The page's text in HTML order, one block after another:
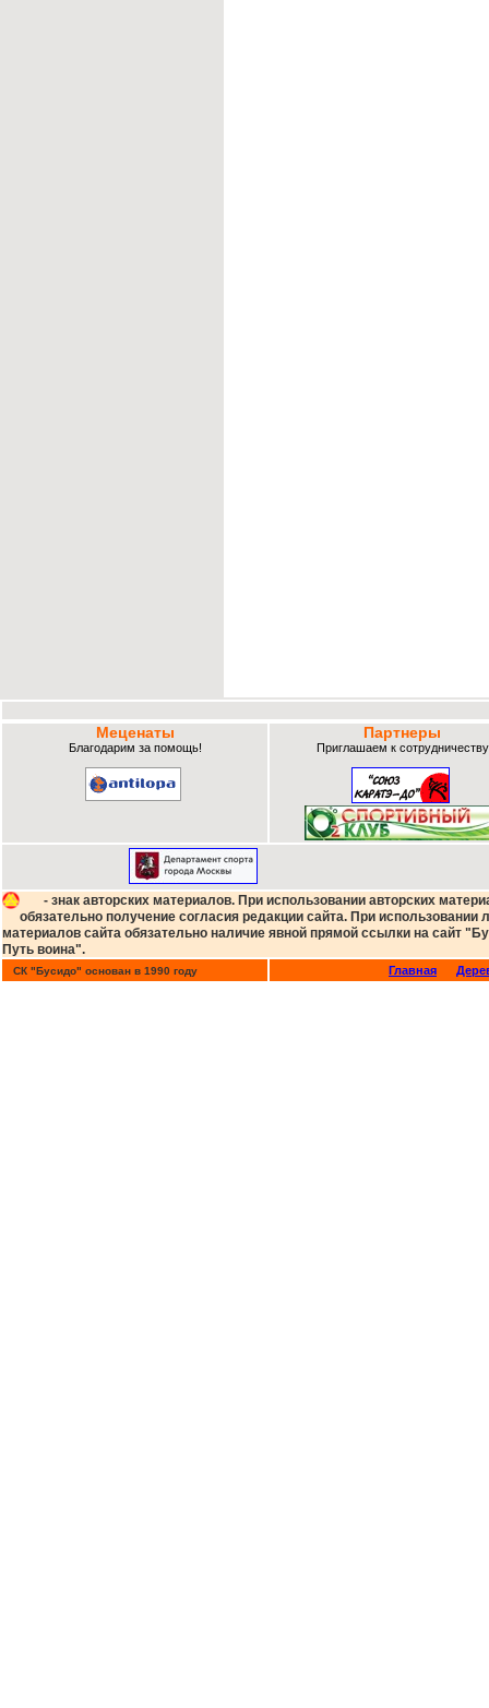
Меценаты
Благодарим за помощь!
Партнеры
Приглашаем к
- знак авторских материалов. При использовании авторских
обязательно получение согласия редакции сайта. При использовании
материалов сайта обязательно наличие явной прямой ссылки на сайт
Путь воина".
СК "Бусидо" основан в 1990 году Главная